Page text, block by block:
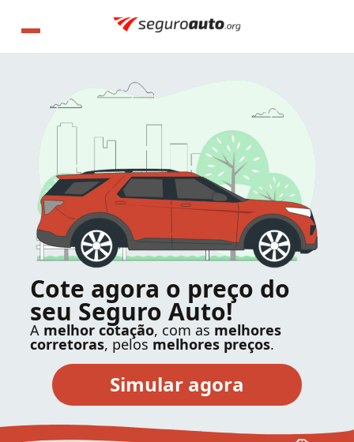
Cote agora o preço do
seu Seguro Auto!
A melhor cotação, com as melhores
corretoras, pelos melhores preços.